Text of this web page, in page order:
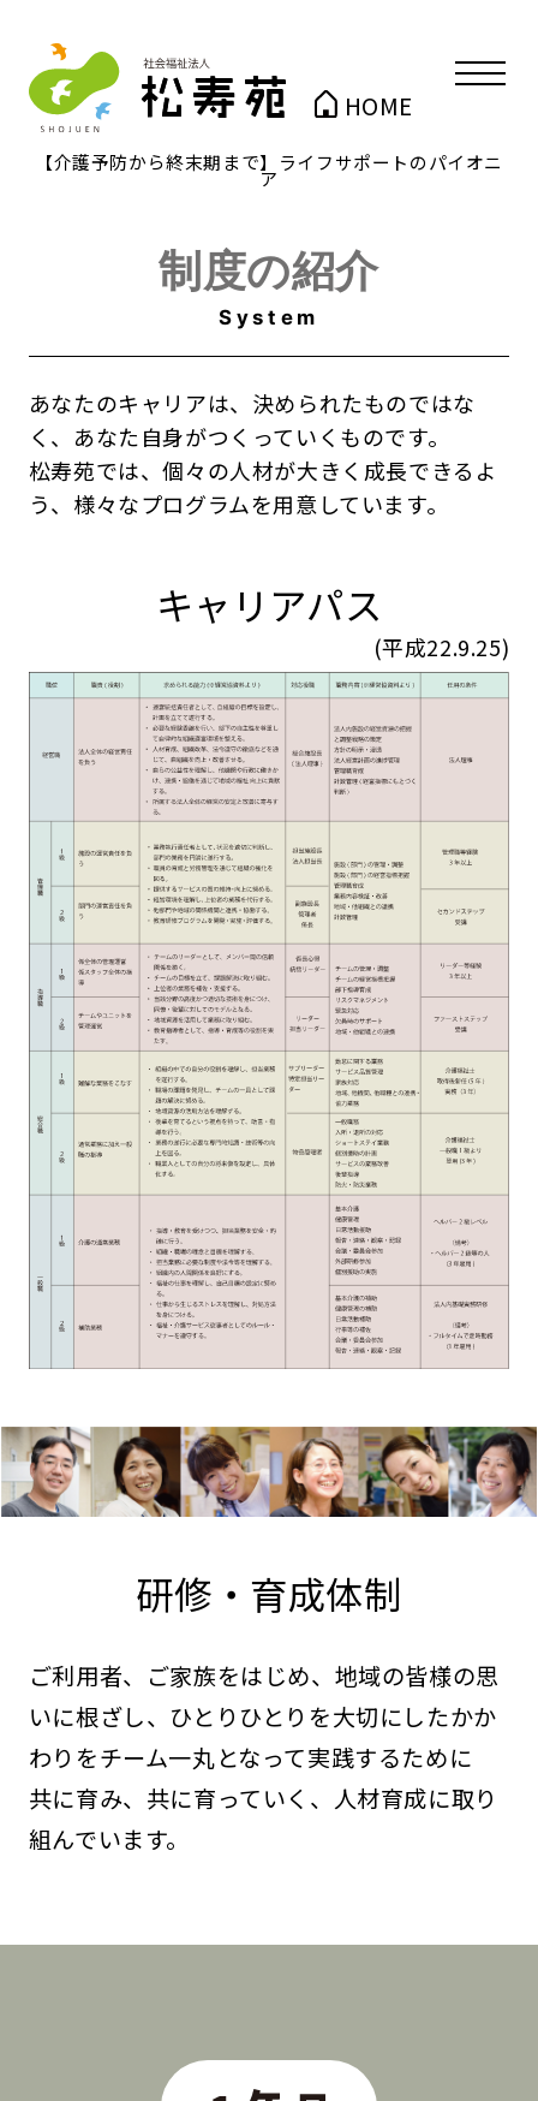
HOME
【介護予防から終末期まで】ライフサポートのパイオニ
ア
制度の紹介
System
あなたのキャリアは、決められたものではな
く、あなた自身がつくっていくものです。
松寿苑では、個々の人材が大きく成長できるよ
う、様々なプログラムを用意しています。
キャリアパス
(平成22.9.25)
研修・育成体制
ご利用者、ご家族をはじめ、地域の皆様の思
いに根ざし、ひとりひとりを大切にしたかか
わりをチーム一丸となって実践するために
共に育み、共に育っていく、人材育成に取り
組んでいます。